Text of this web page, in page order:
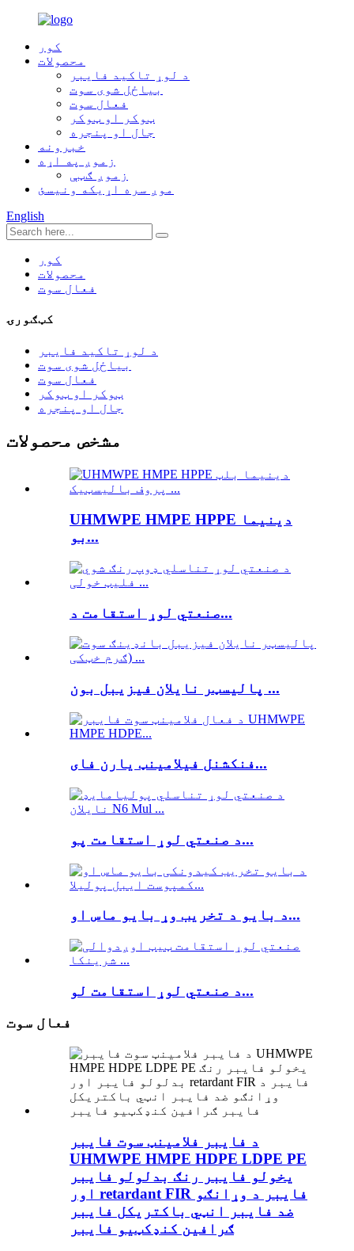
کور
محصولات
د لوړ تاکید فایبر
بیاځل شوی سوت
فعال سوت
ټوکر او ټوکر
جال او پنجره
خبرونه
زموږ په اړه
زموږ ګټې
موږ سره اړیکه ونیسئ
English
کور
محصولات
فعال سوت
کټګورۍ
د لوړ تاکید فایبر
بیاځل شوی سوت
فعال سوت
ټوکر او ټوکر
جال او پنجره
مشخص محصولات
UHMWPE HMPE HPPE دینیما
بو...
صنعتي لوړ استقامت د...
پالیسټر نایلان فیزیبل بون ...
فنکشنل فیلامینټ یارن فای...
د صنعتي لوړ استقامت پو...
د بایو د تخریب وړ بایو ماس او...
د صنعتي لوړ استقامت لو...
فعال سوت
د فایبر فلامینټ سوت فایبر
UHMWPE HMPE HDPE LDPE PE
یخولو فایبر رنګ بدلولو فایبر
اور retardant FIR فایبر د وړانګو
ضد فایبر انټي باکتریکل فایبر
ګرافین کنډکټیو فایبر